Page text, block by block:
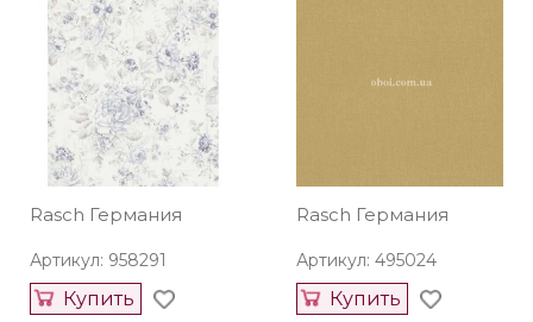
Rasch Германия
Артикул: 958291
Купить
Rasch Германия
Артикул: 495024
Купить